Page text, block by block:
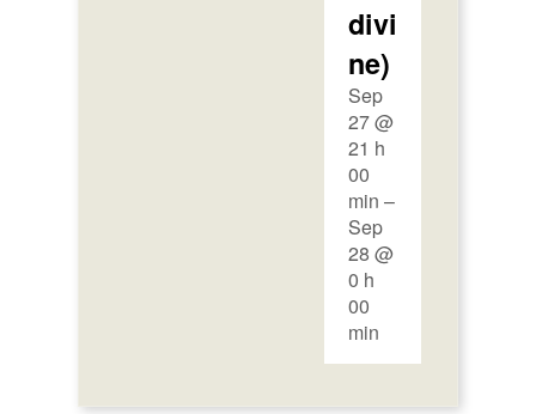
divi
ne)
Sep
27 @
21 h
00
min –
Sep
28 @
0 h
00
min